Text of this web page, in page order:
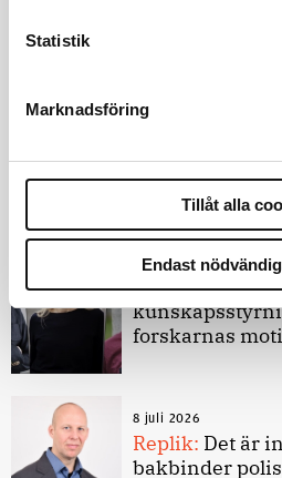
Statistik
Marknadsföring
Tillåt alla
Endast
Polisregionen
9 juli 2026
Slutreplik:Det
forskarnas
8 juli 2026
Replik: Det är
bakbinder